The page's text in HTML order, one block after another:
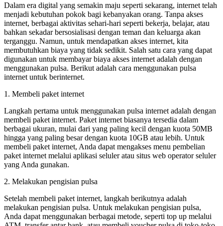
Dalam era digital yang semakin maju seperti sekarang, internet telah
menjadi kebutuhan pokok bagi kebanyakan orang. Tanpa akses
internet, berbagai aktivitas sehari-hari seperti bekerja, belajar, atau
bahkan sekadar bersosialisasi dengan teman dan keluarga akan
terganggu. Namun, untuk mendapatkan akses internet, kita
membutuhkan biaya yang tidak sedikit. Salah satu cara yang dapat
digunakan untuk membayar biaya akses internet adalah dengan
menggunakan pulsa. Berikut adalah cara menggunakan pulsa
internet untuk berinternet.
1. Membeli paket internet
Langkah pertama untuk menggunakan pulsa internet adalah dengan
membeli paket internet. Paket internet biasanya tersedia dalam
berbagai ukuran, mulai dari yang paling kecil dengan kuota 50MB
hingga yang paling besar dengan kuota 10GB atau lebih. Untuk
membeli paket internet, Anda dapat mengakses menu pembelian
paket internet melalui aplikasi seluler atau situs web operator seluler
yang Anda gunakan.
2. Melakukan pengisian pulsa
Setelah membeli paket internet, langkah berikutnya adalah
melakukan pengisian pulsa. Untuk melakukan pengisian pulsa,
Anda dapat menggunakan berbagai metode, seperti top up melalui